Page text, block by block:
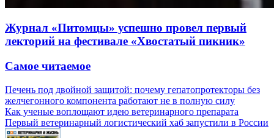
Журнал «Питомцы» успешно провел первый
лекторий на фестивале «Хвостатый пикник»
Самое читаемое
Печень под двойной защитой: почему гепатопротекторы без
желчегонного компонента работают не в полную силу
Как ученые воплощают идею ветеринарного препарата
Первый ветеринарный логистический хаб запустили в России